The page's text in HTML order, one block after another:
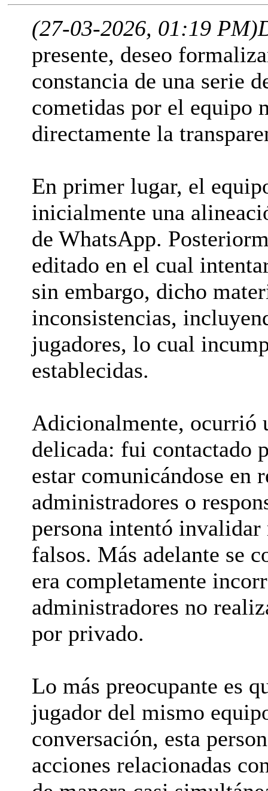
(27-03-2026, 01:19 PM)
presente, deseo
constancia de una serie
cometidas por el equipo
directamente la
En primer lugar, el
inicialmente una
de WhatsApp.
editado en el cual
sin embargo, dicho
inconsistencias,
jugadores, lo cual
establecidas.
Adicionalmente, ocurrió
delicada: fui contactado
estar comunicándose en
administradores o
persona intentó
falsos. Más adelante se
era completamente
administradores no
por privado.
Lo más preocupante es
jugador del mismo
conversación, esta
acciones relacionadas